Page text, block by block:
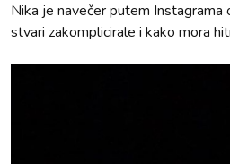
Nika je navečer putem
stvari zakomplicirale i kako mora